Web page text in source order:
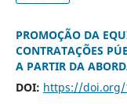
PROMOÇÃO DA
CONTRATAÇÕES
A PARTIR DA
DOI: https://doi.org/